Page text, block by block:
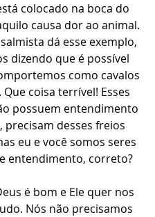
colocado na boca do
causa dor ao animal.
dá esse exemplo,
dizendo que é possível
como cavalos
coisa terrível! Esses
possuem entendimento
precisam desses freios
eu e você somos seres
entendimento, correto?
é bom e Ele quer nos
Nós não precisamos